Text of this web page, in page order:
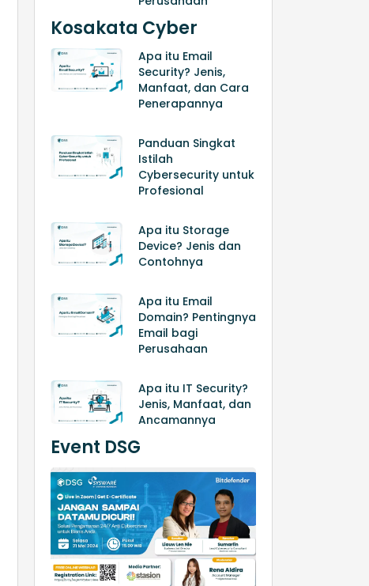
Kosakata Cyber
Apa itu Email
Security? Jenis,
Manfaat, dan Cara
Penerapannya
Panduan Singkat
Istilah
Cybersecurity untuk
Profesional
Apa itu Storage
Device? Jenis dan
Contohnya
Apa itu Email
Domain? Pentingnya
Email bagi
Perusahaan
Apa itu IT Security?
Jenis, Manfaat, dan
Ancamannya
Event DSG